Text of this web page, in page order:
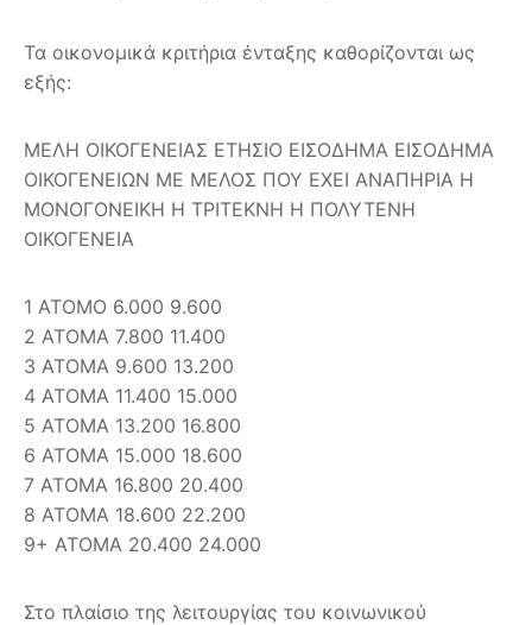
Τα οικονομικά κριτήρια ένταξης καθορίζονται ως
εξής:
ΜΕΛΗ ΟΙΚΟΓΕΝΕΙΑΣ ΕΤΗΣΙΟ ΕΙΣΟΔΗΜΑ ΕΙΣΟΔΗΜΑ
ΟΙΚΟΓΕΝΕΙΩΝ ΜΕ ΜΕΛΟΣ ΠΟΥ ΕΧΕΙ ΑΝΑΠΗΡΙΑ Η
ΜΟΝΟΓΟΝΕΙΚΗ Η ΤΡΙΤΕΚΝΗ Η ΠΟΛΥΤΕΝΗ
ΟΙΚΟΓΕΝΕΙΑ
1 ΑΤΟΜΟ 6.000 9.600
2 ΑΤΟΜΑ 7.800 11.400
3 ΑΤΟΜΑ 9.600 13.200
4 ΑΤΟΜΑ 11.400 15.000
5 ΑΤΟΜΑ 13.200 16.800
6 ΑΤΟΜΑ 15.000 18.600
7 ΑΤΟΜΑ 16.800 20.400
8 ΑΤΟΜΑ 18.600 22.200
9+ ΑΤΟΜΑ 20.400 24.000
Στο πλαίσιο της λειτουργίας του κοινωνικού